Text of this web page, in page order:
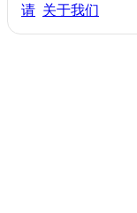
请 关于我们